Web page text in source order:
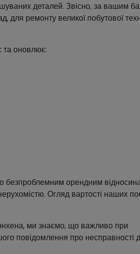
деталей. Звісно, за вашим
для ремонту великої побутової
та оновлює:
безпроблемним орендним
Огляд вартості наших
ми знаємо, що важливо при
повідомлення про несправності